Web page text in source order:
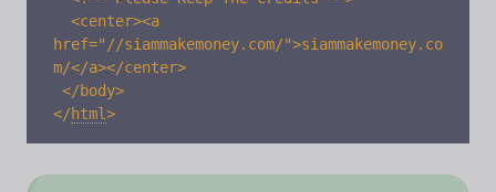
href="//siammakemoney.com/">siammakemoney.co
m/</a></center>
</html>